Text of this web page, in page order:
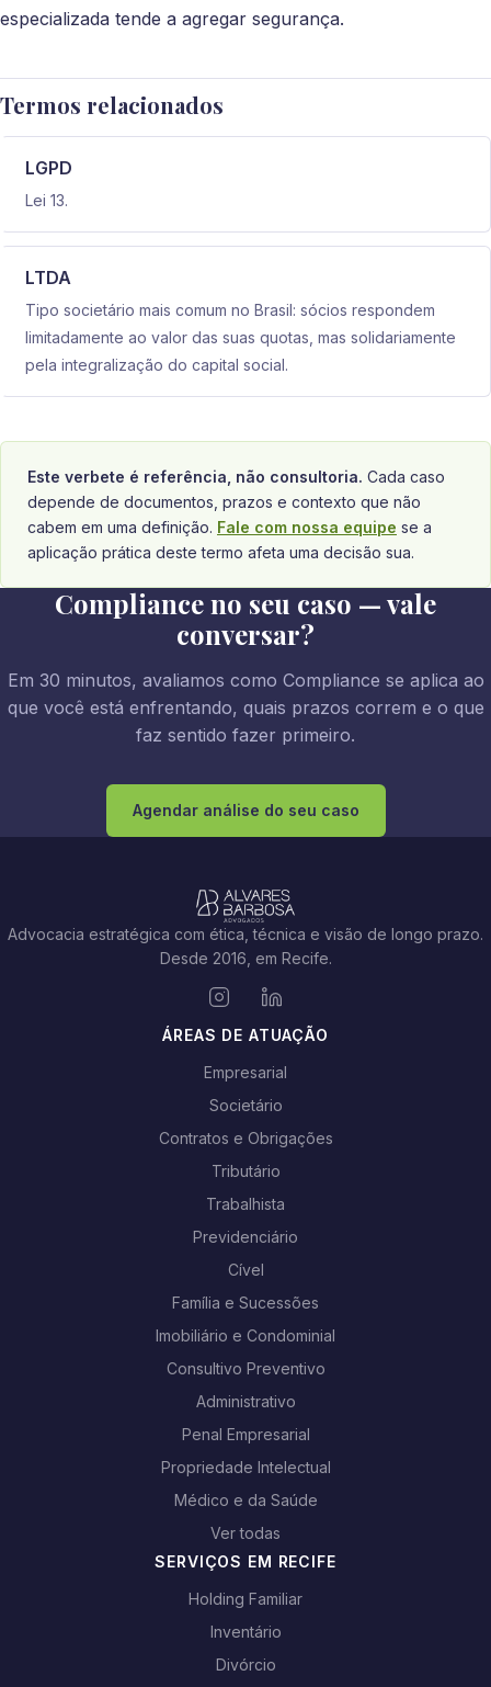
especializada tende a agregar segurança.
Termos relacionados
LGPD
Lei 13.
LTDA
Tipo societário mais comum no Brasil: sócios respondem
limitadamente ao valor das suas quotas, mas solidariamente
pela integralização do capital social.
Este verbete é referência, não consultoria. Cada caso
depende de documentos, prazos e contexto que não
cabem em uma definição. Fale com nossa equipe se a
aplicação prática deste termo afeta uma decisão sua.
Compliance no seu caso — vale
conversar?
Em 30 minutos, avaliamos como Compliance se aplica ao
que você está enfrentando, quais prazos correm e o que
faz sentido fazer primeiro.
Agendar análise do seu caso
Advocacia estratégica com ética, técnica e visão de longo prazo.
Desde 2016, em Recife.
ÁREAS DE ATUAÇÃO
Empresarial
Societário
Contratos e Obrigações
Tributário
Trabalhista
Previdenciário
Cível
Família e Sucessões
Imobiliário e Condominial
Consultivo Preventivo
Administrativo
Penal Empresarial
Propriedade Intelectual
Médico e da Saúde
Ver todas
SERVIÇOS EM RECIFE
Holding Familiar
Inventário
Divórcio